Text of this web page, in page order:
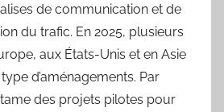
de communication et de
du trafic. En 2025, plusieurs
aux États-Unis et en Asie
d’aménagements. Par
des projets pilotes pour